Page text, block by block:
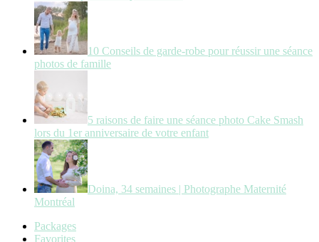
10 Conseils de garde-robe pour réussir une séance
photos de famille
5 raisons de faire une séance photo Cake Smash
lors du 1er anniversaire de votre enfant
Doina, 34 semaines | Photographe Maternité
Montréal
Packages
Favorites